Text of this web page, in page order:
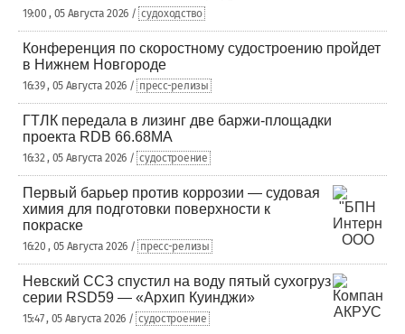
19:00 , 05 Августа 2026 / судоходство
Конференция по скоростному судостроению пройдет
в Нижнем Новгороде
16:39 , 05 Августа 2026 / пресс-релизы
ГТЛК передала в лизинг две баржи-площадки
проекта RDB 66.68МА
16:32 , 05 Августа 2026 / судостроение
Первый барьер против коррозии — судовая
химия для подготовки поверхности к
покраске
16:20 , 05 Августа 2026 / пресс-релизы
Невский ССЗ спустил на воду пятый сухогруз
серии RSD59 — «Архип Куинджи»
15:47 , 05 Августа 2026 / судостроение